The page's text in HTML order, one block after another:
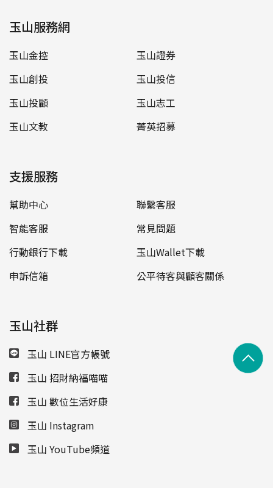
玉山服務網
玉山金控
玉山證券
玉山創投
玉山投信
玉山投顧
玉山志工
玉山文教
菁英招募
支援服務
幫助中心
聯繫客服
智能客服
常見問題
行動銀行下載
玉山Wallet下載
申訴信箱
公平待客與顧客關係
玉山社群
玉山 LINE官方帳號
玉山 招財納福喵喵
玉山 數位生活好康
玉山 Instagram
玉山 YouTube頻道